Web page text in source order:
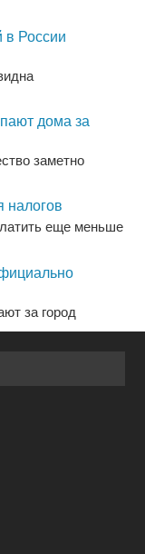
в России
дома за
заметно
налогов
еще меньше
за город